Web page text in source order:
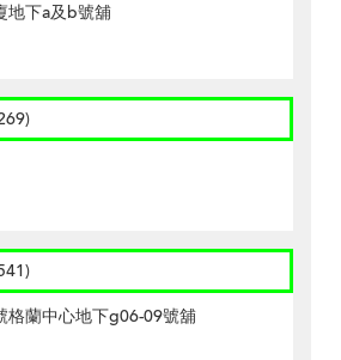
地下a及b號舖
格蘭中心地下g06-09號舖